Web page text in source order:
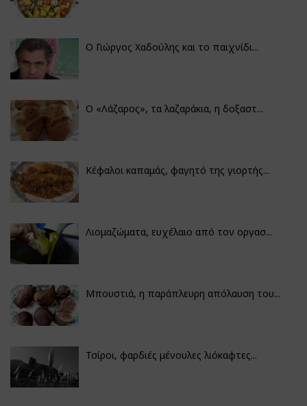
Ο Γιώργος Χαδούλης και το παιχνίδι...
Ο «Λάζαρος», τα λαζαράκια, η δοξαστ...
Κέφαλοι καπαμάς, φαγητό της γιορτής...
Λιομαζώματα, ευχέλαιο από τον οργασ...
Μπουστιά, η παράπλευρη απόλαυση του...
Τσίροι, φαρδιές μένουλες λιόκαφτες...